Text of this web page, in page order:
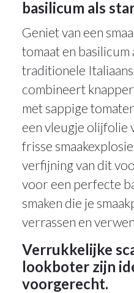
basilicum als
Geniet van een
tomaat en basilicum
traditionele
combineert
met sappige
een vleugje olijfolie
frisse
verfijning van dit
voor een perfecte
smaken die je
verrassen en
Verrukkelijke
lookboter zijn
voorgerecht.